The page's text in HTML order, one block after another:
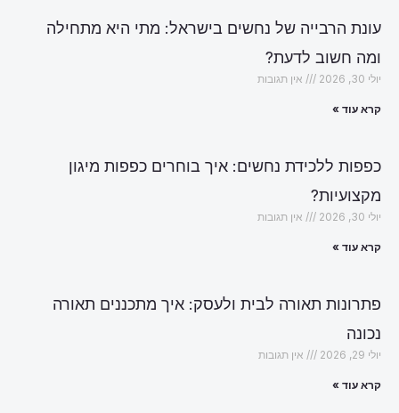
עונת הרבייה של נחשים בישראל: מתי היא מתחילה
ומה חשוב לדעת?
יולי 30, 2026 אין תגובות
קרא עוד »
כפפות ללכידת נחשים: איך בוחרים כפפות מיגון
מקצועיות?
יולי 30, 2026 אין תגובות
קרא עוד »
פתרונות תאורה לבית ולעסק: איך מתכננים תאורה
נכונה
יולי 29, 2026 אין תגובות
קרא עוד »